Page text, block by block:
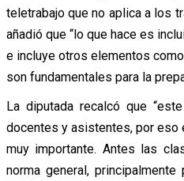
teletrabajo que no aplica a los
añadió que “lo que hace es
e incluye otros elementos
son fundamentales para la
La diputada recalcó que
docentes y asistentes, por eso
muy importante. Antes las
norma general,